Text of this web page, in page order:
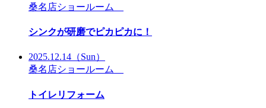
桑名店ショールーム
シンクが研磨でピカピカに！
2025.12.14 （Sun）
桑名店ショールーム
トイレリフォーム